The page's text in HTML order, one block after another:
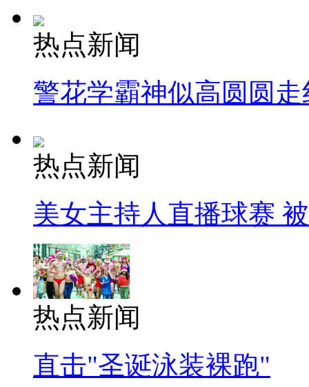
热点新闻
警花学霸神似高圆圆走
热点新闻
美女主持人直播球赛
热点新闻
直击"圣诞泳装裸跑"